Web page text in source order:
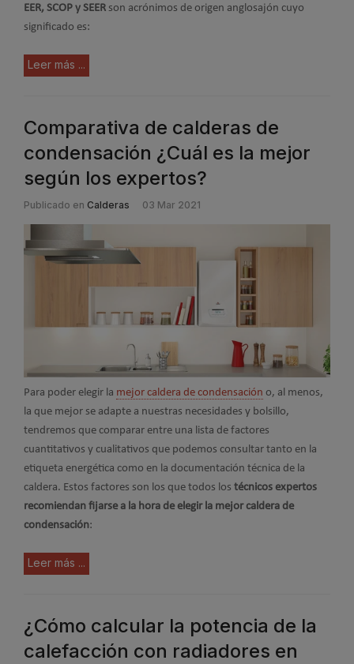
EER, SCOP y SEER son acrónimos de origen anglosajón cuyo
significado es:
Leer más ...
Comparativa de calderas de
condensación ¿Cuál es la mejor
según los expertos?
Publicado en Calderas 03 Mar 2021
Para poder elegir la mejor caldera de condensación o, al menos,
la que mejor se adapte a nuestras necesidades y bolsillo,
tendremos que comparar entre una lista de factores
cuantitativos y cualitativos que podemos consultar tanto en la
etiqueta energética como en la documentación técnica de la
caldera. Estos factores son los que todos los técnicos expertos
recomiendan fijarse a la hora de elegir la mejor caldera de
condensación:
Leer más ...
¿Cómo calcular la potencia de la
calefacción con radiadores en